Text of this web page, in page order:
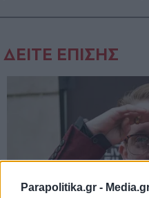
Parapolitika.gr -